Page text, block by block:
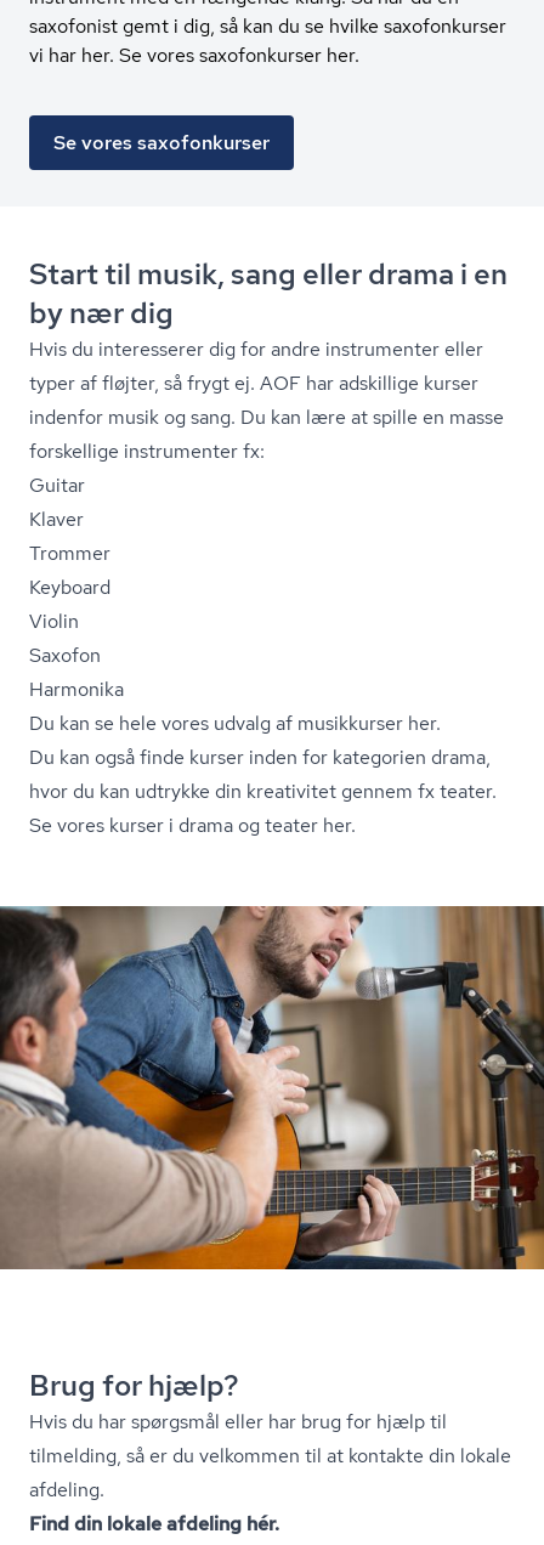
saxofonist gemt i dig, så kan du se hvilke saxofonkurser
vi har her. Se vores saxofonkurser her.
Se vores saxofonkurser
Start til musik, sang eller drama i en
by nær dig
Hvis du interesserer dig for andre instrumenter eller
typer af fløjter, så frygt ej. AOF har adskillige kurser
indenfor musik og sang. Du kan lære at spille en masse
forskellige instrumenter fx:
Guitar
Klaver
Trommer
Keyboard
Violin
Saxofon
Harmonika
Du kan se hele vores udvalg af musikkurser her.
Du kan også finde kurser inden for kategorien drama,
hvor du kan udtrykke din kreativitet gennem fx teater.
Se vores kurser i drama og teater her.
Brug for hjælp?
Hvis du har spørgsmål eller har brug for hjælp til
tilmelding, så er du velkommen til at kontakte din lokale
afdeling.
Find din lokale afdeling hér.